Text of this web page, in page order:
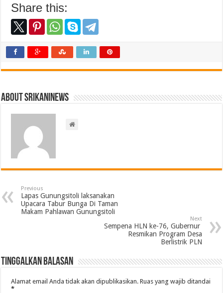
Share this:
About srikaninews
Previous
Lapas Gunungsitoli laksanakan
Upacara Tabur Bunga Di Taman
Makam Pahlawan Gunungsitoli
Next
Sempena HLN ke-76, Gubernur
Resmikan Program Desa
Berlistrik PLN
Tinggalkan Balasan
Alamat email Anda tidak akan dipublikasikan. Ruas yang wajib ditandai
*